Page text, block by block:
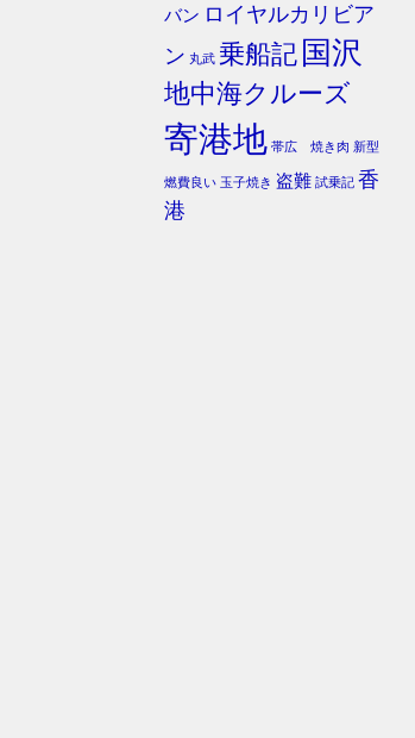
バン ロイヤルカリビア
ン 丸武 乗船記 国沢
地中海クルーズ
寄港地 帯広 焼き肉 新型
燃費良い 玉子焼き 盗難 試乗記 香
港